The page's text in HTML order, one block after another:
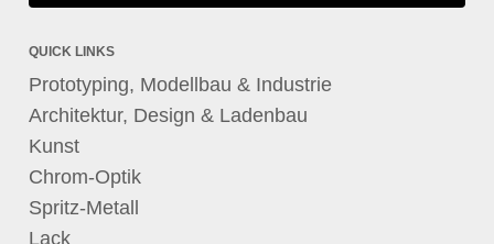
QUICK LINKS
Prototyping, Modellbau & Industrie
Architektur, Design & Ladenbau
Kunst
Chrom-Optik
Spritz-Metall
Lack